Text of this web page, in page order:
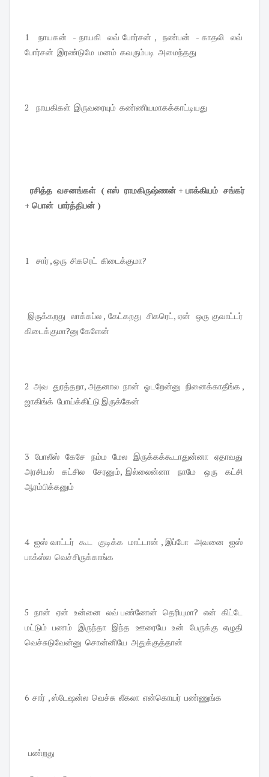
1 நாயகன் - நாயகி லவ் போர்சன் , நண்பன் - காதலி லவ்
போர்சன் இரண்டுமே மனம் கவரும்படி அமைந்தது
2 நாயகிகள் இருவரையும் கண்ணியமாகக்காட்டியது
ரசித்த வசனங்கள் ( எஸ் ராமகிருஷ்ணன் + பாக்கியம் சங்கர்
+ பொன் பார்த்திபன் )
1 சார் , ஒரு சிகரெட் கிடைக்குமா?
இருக்கறது லாக்கப்ல , கேட்கறது சிகரெட், ஏன் ஒரு குவாட்டர்
கிடைக்குமா?னு கேளேன்
2 அவ துரத்தறா, அதனால நான் ஓடறேன்னு நினைக்காதீங்க ,
ஜாகிங்க் போய்க்கிட்டு இருக்கேன்
3 போலீஸ் கேசே நம்ம மேல இருக்கக்கூடாதுன்னா ஏதாவது
அரசியல் கட்சில சேரனும், இல்லைன்னா நாமே ஒரு கட்சி
ஆரம்பிக்கனும்
4 ஐஸ் வாட்டர் கூட குடிக்க மாட்டான் , இப்போ அவனை ஐஸ்
பாக்ஸ்ல வெச்சிருக்காங்க
5 நான் ஏன் உன்னை லவ் பண்ணேன் தெரியுமா? என் கிட்டே
மட்டும் பணம் இருந்தா இந்த ஊரையே உன் பேருக்கு எழுதி
வெச்சுடுவேன்னு சொன்னியே அதுக்குத்தான்
6 சார் , ஸ்டேஷன்ல வெச்சு லீகலா என்கொயர் பண்ணுங்க
பண்றது